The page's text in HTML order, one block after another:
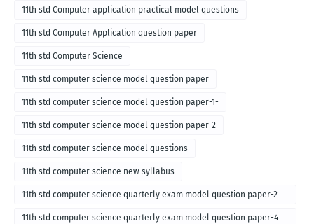
11th std Computer application practical model questions
11th std Computer Application question paper
11th std Computer Science
11th std computer science model question paper
11th std computer science model question paper-1-
11th std computer science model question paper-2
11th std computer science model questions
11th std computer science new syllabus
11th std computer science quarterly exam model question paper-2
for english medium-2018
11th std computer science quarterly exam model question paper-4